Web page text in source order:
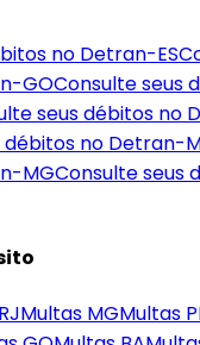
no Detran-ES
GOConsulte seus
seus débitos no
débitos no Detran-
MGConsulte seus
RJMultas MGMultas